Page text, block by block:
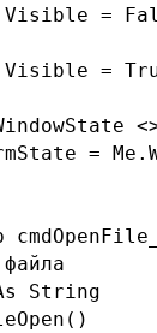
=
=
=
String